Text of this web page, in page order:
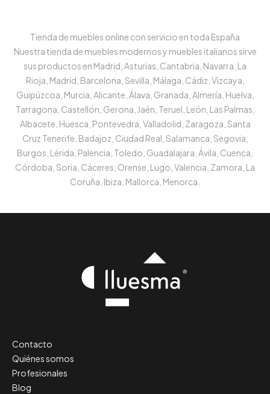
Tienda de muebles online con servicio en toda España
Nuestra tienda de muebles modernos y muebles italianos sirve
sus productos en Madrid, Asturias, Cantabria, Navarra, La
Rioja, Madrid, Barcelona, Sevilla, Málaga, Cádiz, Vizcaya,
Guipúzcoa, Murcia, Alicante, Álava, Granada, Almería, Huelva,
Tarragona, Castellón, Gerona, Jaén, Teruel, León, Las Palmas,
Albacete, Huesca, Pontevedra, Valladolid, Zaragoza, Santa
Cruz Tenerife, Badajoz, Ciudad Real, Salamanca, Segovia,
Burgos, Lérida, Palencia, Toledo, Guadalajara, Ávila, Cuenca,
Córdoba, Soria, Cáceres, Orense, Lugo, Valencia, Zamora, La
Coruña, Ibiza, Mallorca, Menorca.
Contacto
Quiénes somos
Profesionales
Blog